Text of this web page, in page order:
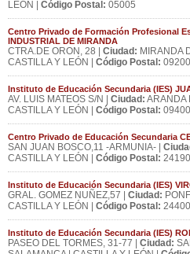
LEÓN | Código Postal: 05005
Centro Privado de Formación Profesional
INDUSTRIAL DE MIRANDA
CTRA.DE ORON, 28 | Ciudad: MIRANDA
CASTILLA Y LEÓN | Código Postal: 09200
Instituto de Educación Secundaria (IES)
AV. LUIS MATEOS S/N | Ciudad: ARANDA
CASTILLA Y LEÓN | Código Postal: 09400
Centro Privado de Educación Secundaria
SAN JUAN BOSCO,11 -ARMUNIA- |
CASTILLA Y LEÓN | Código Postal: 24190
Instituto de Educación Secundaria (IES)
GRAL. GOMEZ NUÑEZ,57 | Ciudad:
CASTILLA Y LEÓN | Código Postal: 24400
Instituto de Educación Secundaria (IES)
PASEO DEL TORMES, 31-77 | Ciudad: